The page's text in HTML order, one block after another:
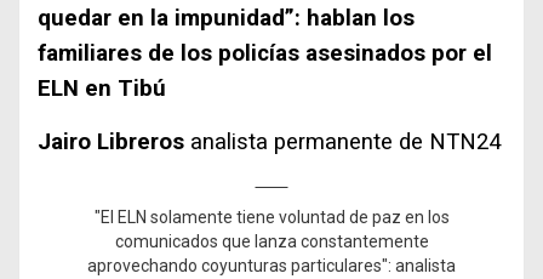
quedar en la impunidad”: hablan los
familiares de los policías asesinados por el
ELN en Tibú
Jairo Libreros analista permanente de NTN24
"El ELN solamente tiene voluntad de paz en los
comunicados que lanza constantemente
aprovechando coyunturas particulares": analista